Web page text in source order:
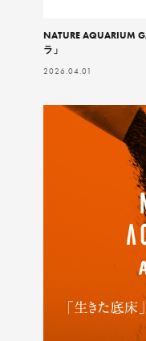
NATURE AQUARIUM
ラ」
2026.04.01